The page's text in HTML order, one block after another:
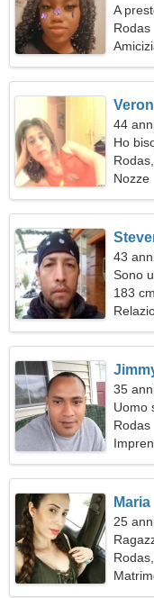
A
Rodas
44
Ho
Nozze
43
Sono
183
35
Uomo
Rodas
Maria
25